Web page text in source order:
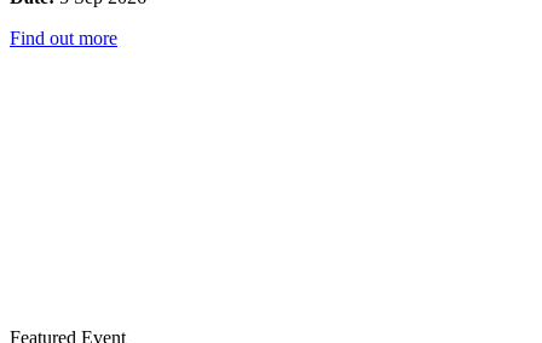
Find out more
Featured Event